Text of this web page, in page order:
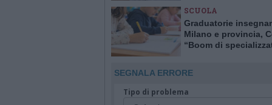
SCUOLA
Graduatorie
Milano e provincia,
“Boom di
superiori”
SEGNALA ERRORE
Tipo di problema